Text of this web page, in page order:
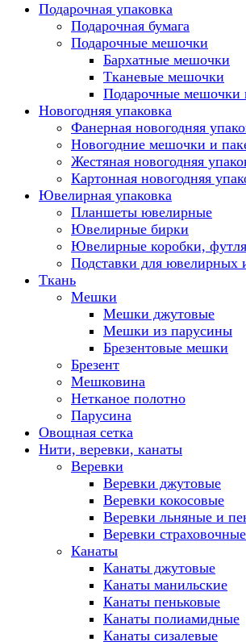
Подарочная упаковка
Подарочная бумага
Подарочные мешочки
Бархатные мешочки
Тканевые мешочки
Подарочные мешочки
Новогодняя упаковка
Фанерная новогодняя
Новогодние мешочки и
Жестяная новогодняя
Картонная новогодняя
Ювелирная упаковка
Планшеты ювелирные
Ювелирные бирки
Ювелирные коробки,
Подставки для ювелирных
Ткань
Мешки
Мешки джутовые
Мешки из парусины
Брезентовые мешки
Брезент
Мешковина
Нетканое полотно
Парусина
Овощная сетка
Нити, веревки, канаты
Веревки
Веревки джутовые
Веревки кокосовые
Веревки льняные и
Веревки
Канаты
Канаты джутовые
Канаты манильские
Канаты пеньковые
Канаты полиамидные
Канаты сизалевые